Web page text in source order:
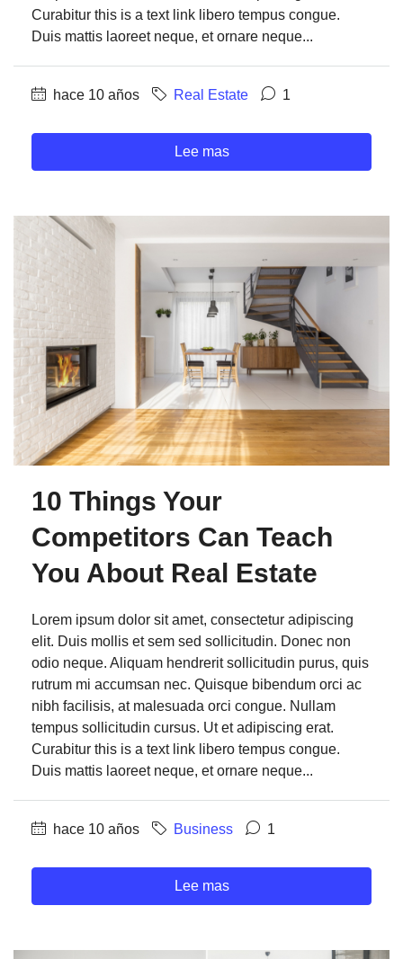
Curabitur this is a text link libero tempus congue.
Duis mattis laoreet neque, et ornare neque...
hace 10 años Real Estate 1
Lee mas
10 Things Your
Competitors Can Teach
You About Real Estate
Lorem ipsum dolor sit amet, consectetur adipiscing
elit. Duis mollis et sem sed sollicitudin. Donec non
odio neque. Aliquam hendrerit sollicitudin purus, quis
rutrum mi accumsan nec. Quisque bibendum orci ac
nibh facilisis, at malesuada orci congue. Nullam
tempus sollicitudin cursus. Ut et adipiscing erat.
Curabitur this is a text link libero tempus congue.
Duis mattis laoreet neque, et ornare neque...
hace 10 años Business 1
Lee mas